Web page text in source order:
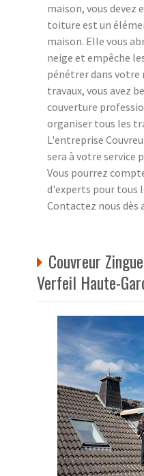
maison, vous devez
toiture est un
maison. Elle vous
neige et empêche
pénétrer dans votre
travaux, vous avez
couverture
organiser tous les
L'entreprise
sera à votre service
Vous pourrez
d'experts pour tous
Contactez nous dès
Couvreur
Verfeil Haute-